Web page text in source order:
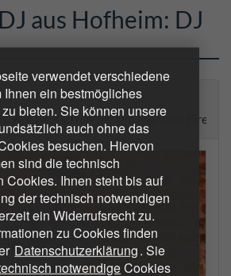
verwendet verschiedene
Ihnen ein bestmögliches
bieten. Sie können unsere
auch ohne das
besuchen. Hiervon
sind die technisch
Cookies. Ihnen steht bis auf
der technisch notwendigen
ein Widerrufsrecht zu.
zu Cookies finden
Datenschutzerklärung. Sie
notwendigeCookies
aus Hofheim: DJ
🔥 – Beats That Set the Night on Fire.“